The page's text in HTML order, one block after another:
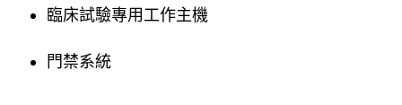
臨床試驗專用工作主機
門禁系統